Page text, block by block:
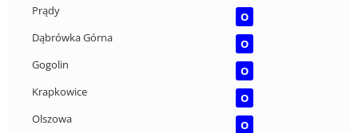
Prądy
O
Dąbrówka Górna
O
Gogolin
O
Krapkowice
O
Olszowa
O